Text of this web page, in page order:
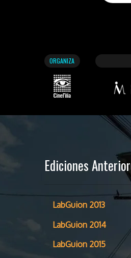
ORGANIZA
Ediciones
LabGuion 2013
LabGuion 2014
LabGuion 2015